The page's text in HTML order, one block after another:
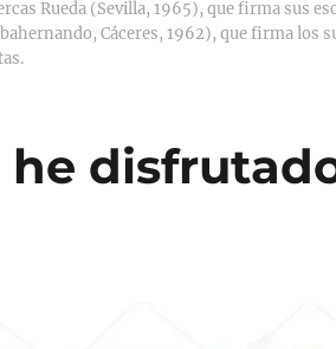
Rueda (Sevilla, 1965), que firma sus
Cáceres, 1962), que firma los
he